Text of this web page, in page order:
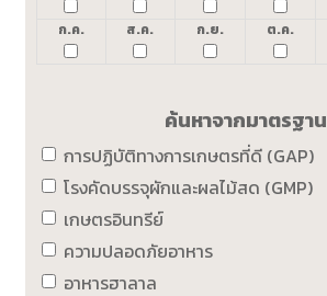
ก.ค. ส.ค. ก.ย. ต.ค.
ค้นหาจากมาตรฐาน
การปฏิบัติทางการเกษตรที่ดี (GAP)
โรงคัดบรรจุผักและผลไม้สด (GMP)
เกษตรอินทรีย์
ความปลอดภัยอาหาร
อาหารฮาลาล